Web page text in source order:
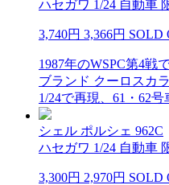
ハセガワ 1/24 自動車
3,740円 3,366円 SOLD
1987年のWSPC第4戦
ブランド クーロスカ
1/24で再現、61・62
シェル ポルシェ 962C
ハセガワ 1/24 自動車
3,300円 2,970円 SOLD